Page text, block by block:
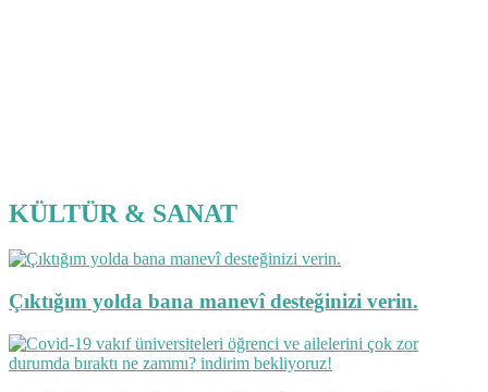
KÜLTÜR & SANAT
Çıktığım yolda bana manevî desteğinizi verin.